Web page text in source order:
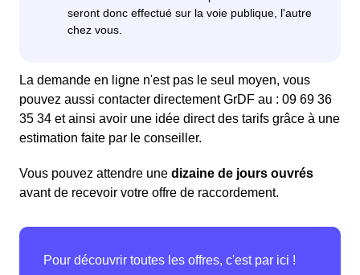
La demande en ligne n'est pas le seul moyen, vous
pouvez aussi contacter directement GrDF au : 09 69 36
35 34 et ainsi avoir une idée direct des tarifs grâce à une
estimation faite par le conseiller.
Vous pouvez attendre une dizaine de jours ouvrés
avant de recevoir votre offre de raccordement.